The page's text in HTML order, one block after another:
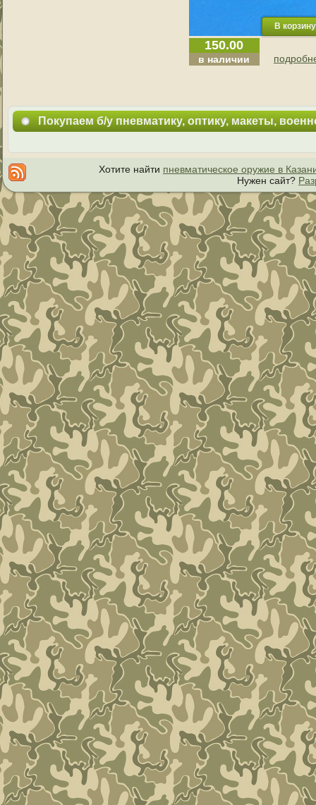
150.00
в наличии
Покупаем б/у пневматику, оптику, макеты,
Хотите найти пневматическое оружие в
Нужен сайт?